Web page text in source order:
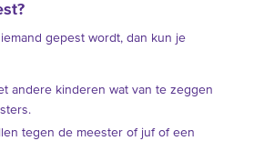
gepest wordt, dan kun je
andere kinderen wat van te zeggen
tegen de meester of juf of een